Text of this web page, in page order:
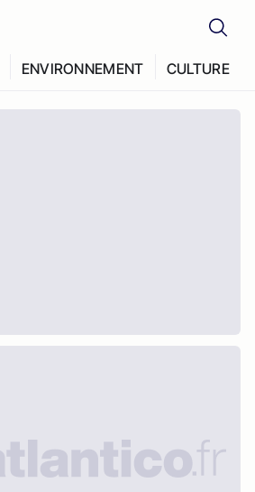
ENVIRONNEMENT CULTURE